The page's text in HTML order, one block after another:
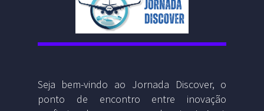
Seja bem-vindo ao Jornada Discover, o
ponto de encontro entre inovação